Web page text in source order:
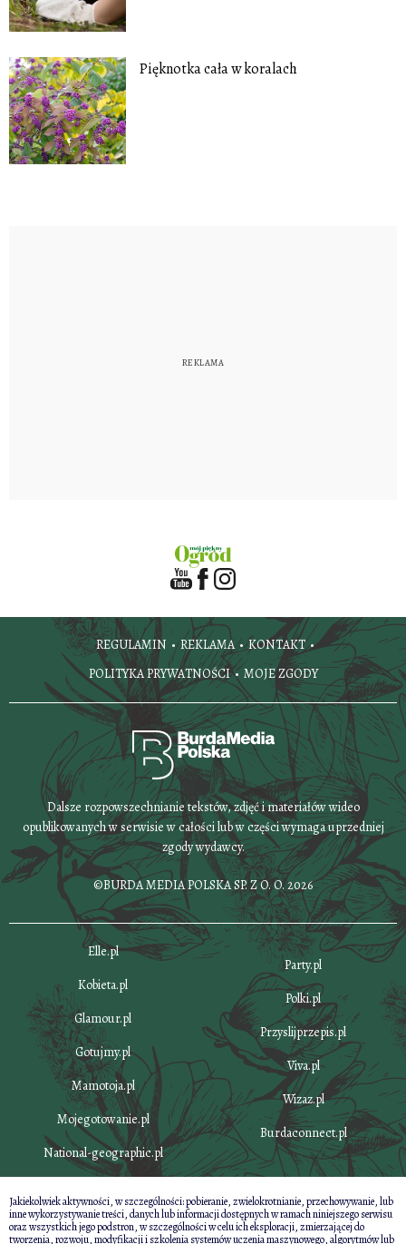
Pięknotka cała w koralach
REGULAMIN REKLAMA
KONTAKT
POLITYKA PRYWATNOŚCI
MOJE ZGODY
Dalsze rozpowszechnianie tekstów, zdjęć i materiałów wideo
opublikowanych w serwisie w całości lub w części wymaga uprzedniej
zgody wydawcy.
©BURDA MEDIA POLSKA SP. Z O. O. 2026
Elle.pl
Kobieta.pl
Glamour.pl
Gotujmy.pl
Mamotoja.pl
Mojegotowanie.pl
National-geographic.pl
Party.pl
Polki.pl
Przyslijprzepis.pl
Viva.pl
Wizaz.pl
Burdaconnect.pl
Jakiekolwiek aktywności, w szczególności: pobieranie, zwielokrotnianie, przechowywanie, lub
inne wykorzystywanie treści, danych lub informacji dostępnych w ramach niniejszego serwisu
oraz wszystkich jego podstron, w szczególności w celu ich eksploracji, zmierzającej do
tworzenia, rozwoju, modyfikacji i szkolenia systemów uczenia maszynowego, algorytmów lub